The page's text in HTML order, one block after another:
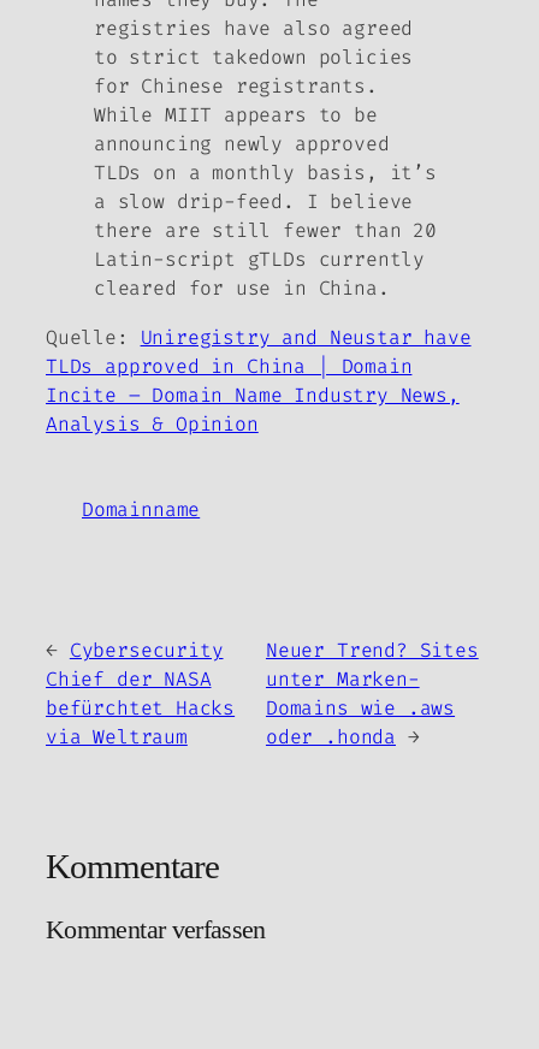
registries have also agreed
to strict takedown policies
for Chinese registrants.
While MIIT appears to be
announcing newly approved
TLDs on a monthly basis, it’s
a slow drip-feed. I believe
there are still fewer than 20
Latin-script gTLDs currently
cleared for use in China.
Quelle: Uniregistry and Neustar have
TLDs approved in China | Domain
Incite – Domain Name Industry News,
Analysis & Opinion
Domainname
← Cybersecurity
Chief der NASA
befürchtet Hacks
via Weltraum
Neuer Trend? Sites
unter Marken-
Domains wie .aws
oder .honda →
Kommentare
Kommentar verfassen